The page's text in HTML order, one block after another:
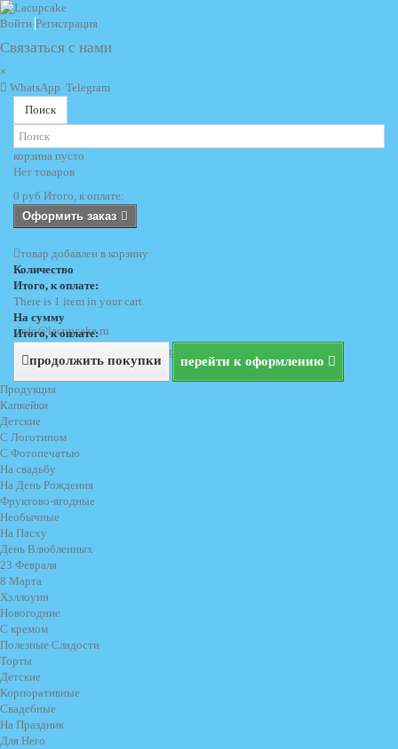
Войти Регистрация
info@lacupcake.ru
+7 (495) 729 69 62
+7 (903) 729 69 62
Связаться с нами
×
WhatsApp Telegram
Поиск
корзина пусто
Нет товаров
0 руб Итого, к оплате:
Оформить заказ
товар добавлен в корзину
Количество
Итого, к оплате:
There is 1 item in your cart.
На сумму
Итого, к оплате:
продолжить покупки перейти к оформлению
Продукция
Капкейки
Детские
С Логотипом
С Фотопечатью
На свадьбу
На День Рождения
Фруктово-ягодные
Необычные
На Пасху
День Влюбленных
23 Февраля
8 Марта
Хэллоуин
Новогодние
С кремом
Полезные Сладости
Торты
Детские
Корпоративные
Свадебные
На Праздник
Для Него